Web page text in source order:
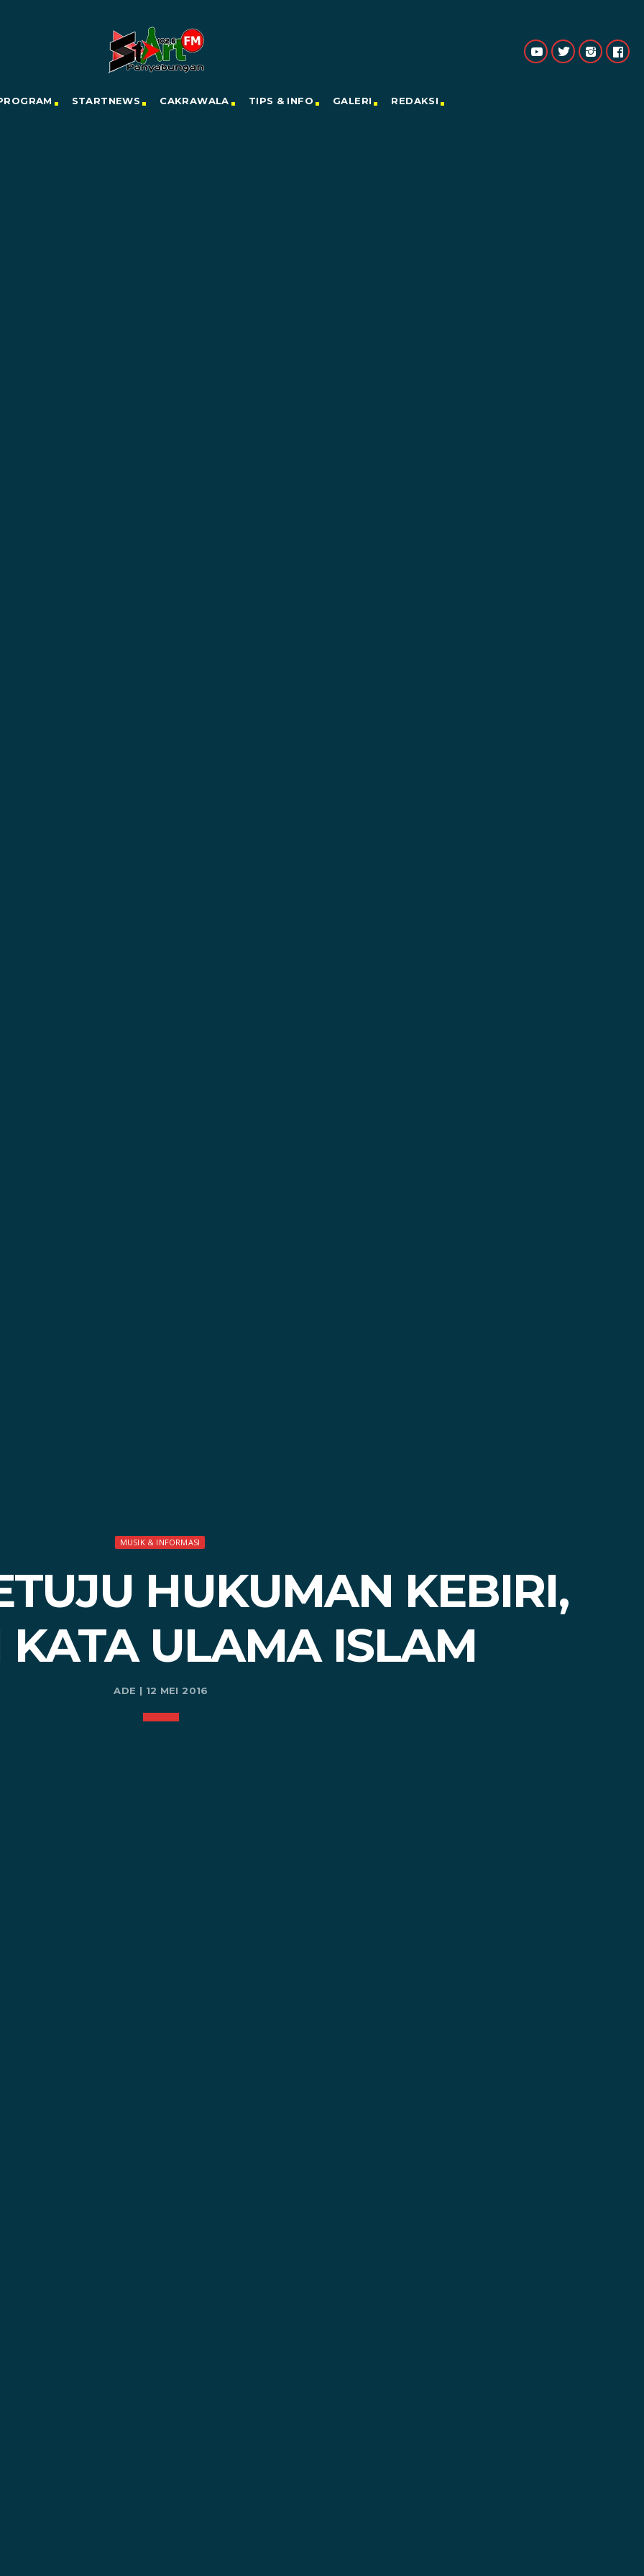
STARTNEWS CAKRAWALA TIPS & INFO GALERI REDAKSI
MUSIK & INFORMASI
HUKUMAN KEBIRI,
KATA ULAMA ISLAM
ADE | 12 MEI 2016